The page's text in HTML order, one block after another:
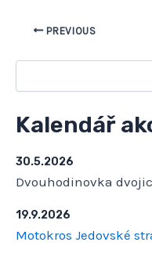
PREVIOUS
Kalendář
30.5.2026
Dvouhodinovka
19.9.2026
Motokros Jedovské